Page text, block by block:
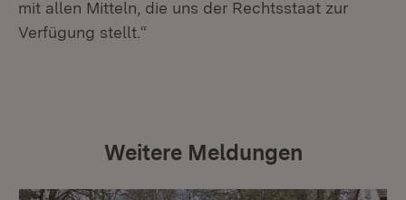
mit allen Mitteln, die uns der Rechtsstaat zur
Verfügung stellt.“
Weitere Meldungen